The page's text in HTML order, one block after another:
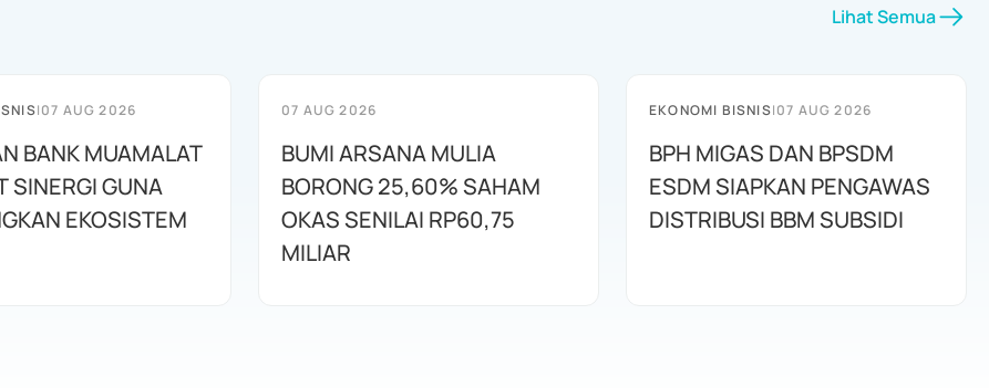
Lihat Semua
|07 AUG 2026
BANK MUAMALAT
SINERGI GUNA
EKOSISTEM
07 AUG 2026
BUMI ARSANA MULIA
BORONG 25,60% SAHAM
OKAS SENILAI RP60,75
MILIAR
EKONOMI BISNIS|07 AUG 2026
BPH MIGAS DAN BPSDM
ESDM SIAPKAN PENGAWAS
DISTRIBUSI BBM SUBSIDI